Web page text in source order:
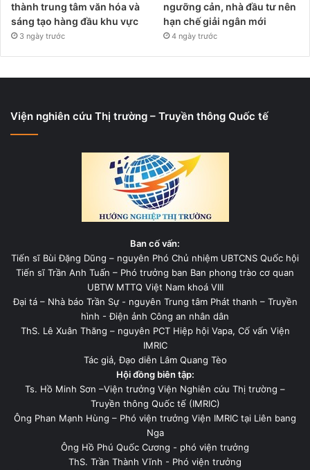
thành trung tâm văn hóa và
sáng tạo hàng đầu khu vực
3 ngày trước
ngưỡng cản, nhà đầu tư nên
hạn chế giải ngân mới
4 ngày trước
Viện nghiên cứu Thị trường – Truyền thông Quốc tế
Ban cố vấn:
Tiến sĩ Bùi Đặng Dũng – nguyên Phó Chủ nhiệm UBTCNS Quốc hội
Tiến sĩ Trần Anh Tuấn – Phó trưởng ban Ban phong trào cơ quan
UBTW MTTQ Việt Nam khoá VIII
Đại tá – Nhà báo Trần Sự - nguyên Trung tâm Phát thanh – Truyền
hình - Điện ảnh Công an nhân dân
ThS. Lê Xuân Thăng – nguyên PCT Hiệp hội Vapa, Cố vấn Viện
IMRIC
Tác giả, Đạo diễn Lâm Quang Tèo
Hội đồng biên tập:
Ts. Hồ Minh Sơn –Viện trưởng Viện Nghiên cứu Thị trường –
Truyền thông Quốc tế (IMRIC)
Ông Phan Mạnh Hùng – Phó viện trưởng Viện IMRIC tại Liên bang
Nga
Ông Hồ Phú Quốc Cương - phó viện trưởng
ThS. Trần Thành Vĩnh - Phó viện trưởng